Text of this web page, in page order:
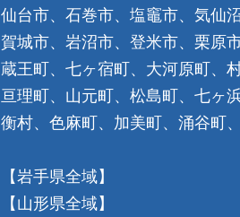
仙台市、石巻市、塩竈市、気仙
賀城市、岩沼市、登米市、栗原
蔵王町、七ヶ宿町、大河原町、
亘理町、山元町、松島町、七ヶ
衡村、色麻町、加美町、涌谷町
【岩手県全域】
【山形県全域】